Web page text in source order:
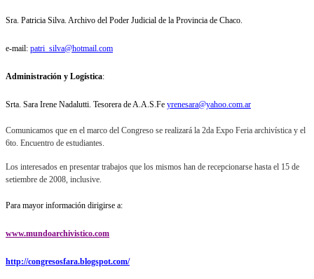
Sra. Patricia Silva. Archivo del Poder Judicial de la Provincia de Chaco.
e-mail: patri_silva@hotmail.com
Administración y Logística:
Srta. Sara Irene Nadalutti. Tesorera de A.A.S.Fe yrenesara@yahoo.com.ar
Comunicamos que en el marco del Congreso se realizará la 2da Expo Feria archivística y el
6to. Encuentro de estudiantes.
Los interesados en presentar trabajos que los mismos han de recepcionarse hasta el 15 de
setiembre de 2008, inclusive.
Para mayor información dirigirse a:
www.mundoarchivistico.com
http://congresosfara.blogspot.com/